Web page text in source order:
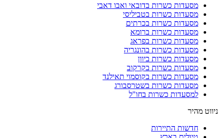
מסעדות כשרות בדובאי ואבו דאבי
מסעדות כשרות בטביליסי
מסעדות כשרות בכרתים
מסעדות כשרות ברומא
מסעדות כשרות בפראג
מסעדות כשרות בהונגריה
מסעדות כשרות ביוון
מסעדות כשרות בקרקוב
מסעדות כשרות בקוסמוי תאילנד
מסעדות כשרות בשטרסבורג
למסעדות כשרות בחו"ל
ניווט מהיר
חדשות התיירות